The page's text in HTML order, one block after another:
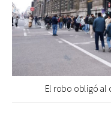
El robo obligó al